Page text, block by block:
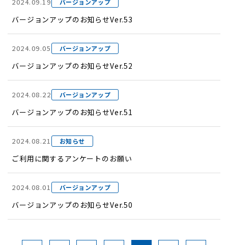
バージョンアップ
バージョンアップのお知らせVer.53
2024.09.05 バージョンアップ
バージョンアップのお知らせVer.52
2024.08.22 バージョンアップ
バージョンアップのお知らせVer.51
2024.08.21 お知らせ
ご利用に関するアンケートのお願い
2024.08.01 バージョンアップ
バージョンアップのお知らせVer.50